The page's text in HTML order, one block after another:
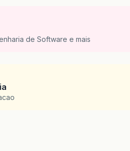
de Software e mais